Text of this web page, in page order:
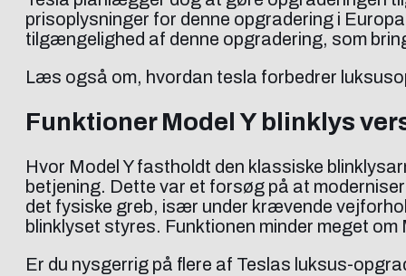
prisoplysninger for denne opgradering i
tilgængelighed af denne opgradering, som
Læs også om, hvordan tesla forbedrer
Funktioner Model Y blinklys
Hvor Model Y fastholdt den klassiske
betjening. Dette var et forsøg på at
det fysiske greb, især under krævende
blinklyset styres. Funktionen minder meget
Er du nysgerrig på flere af Teslas luksus-